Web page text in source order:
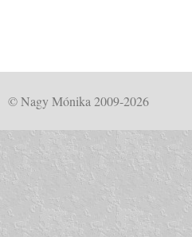
© Nagy Mónika 2009-2026